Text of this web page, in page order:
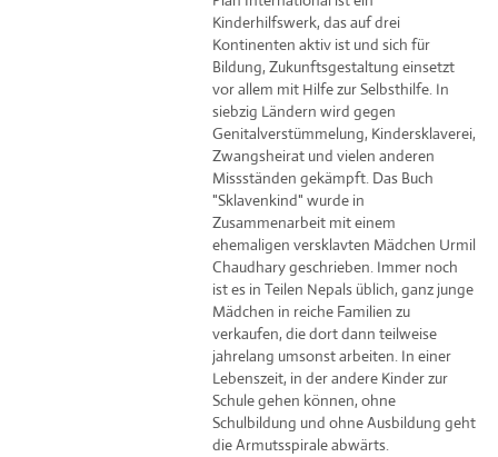
Kinderhilfswerk, das auf drei
Kontinenten aktiv ist und sich für
Bildung, Zukunftsgestaltung einsetzt
vor allem mit Hilfe zur Selbsthilfe. In
siebzig Ländern wird gegen
Genitalverstümmelung, Kindersklaverei,
Zwangsheirat und vielen anderen
Missständen gekämpft. Das Buch
"Sklavenkind" wurde in
Zusammenarbeit mit einem
ehemaligen versklavten Mädchen Urmil
Chaudhary geschrieben. Immer noch
ist es in Teilen Nepals üblich, ganz junge
Mädchen in reiche Familien zu
verkaufen, die dort dann teilweise
jahrelang umsonst arbeiten. In einer
Lebenszeit, in der andere Kinder zur
Schule gehen können, ohne
Schulbildung und ohne Ausbildung geht
die Armutsspirale abwärts.